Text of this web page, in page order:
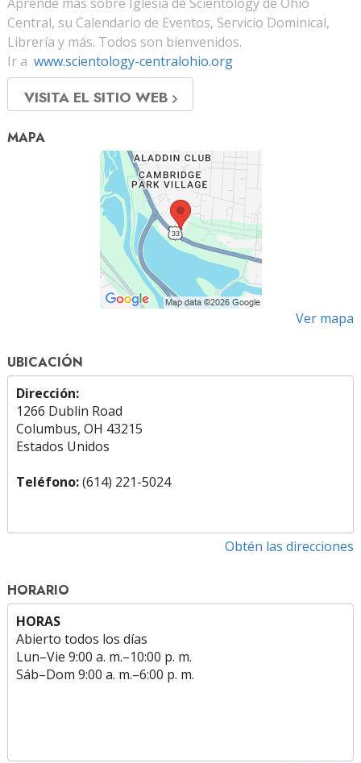
Central, su Calendario de Eventos, Servicio Dominical,
Librería y más. Todos son bienvenidos.
Ir a www.scientology-centralohio.org
VISITA EL SITIO WEB
MAPA
Ver mapa
UBICACIÓN
Dirección:
1266 Dublin Road
Columbus, OH 43215
Estados Unidos
Teléfono:(614) 221-5024
Obtén las direcciones
HORARIO
HORAS
Abierto todos los días
Lun–Vie 9:00 a. m.–10:00 p. m.
Sáb–Dom 9:00 a. m.–6:00 p. m.